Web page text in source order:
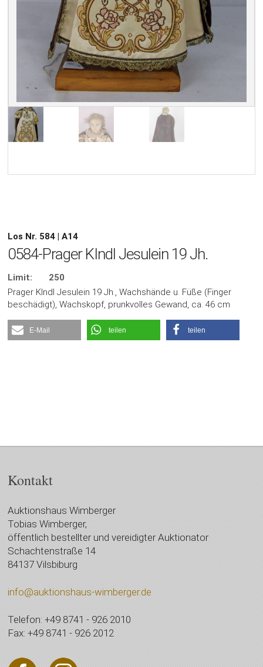
Los Nr. 584 | A14
0584-Prager KIndl Jesulein 19 Jh.
Limit:
250
Prager KIndl Jesulein 19 Jh., Wachshände u. Füße (Finger
beschädigt), Wachskopf, prunkvolles Gewand, ca. 46 cm
E-Mail teilen teilen
Kontakt
Auktionshaus Wimberger
Tobias Wimberger,
öffentlich bestellter und vereidigter Auktionator
Schachtenstraße 14
84137 Vilsbiburg
info@auktionshaus-wimberger.de
Telefon: +49 8741 - 926 2010
Fax: +49 8741 - 926 2012